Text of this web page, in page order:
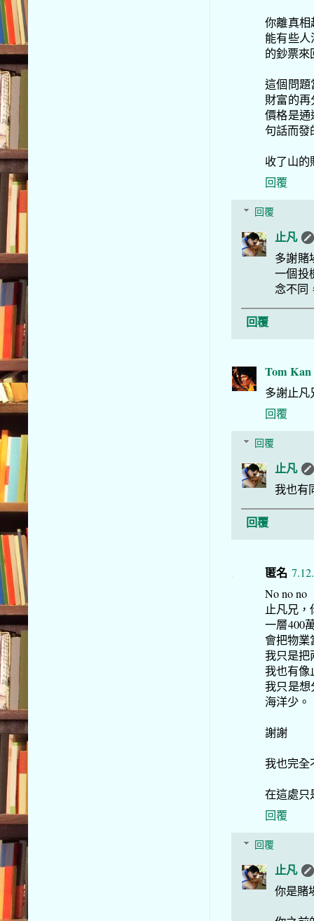
你離真
能有些
的鈔票來
這個問
財富的
價格是
句話而發
收了山的
回覆
回覆
止凡
多謝賭
一個投
念不同
回覆
Tom
多謝止凡
回覆
回覆
止凡
我也有
回覆
匿名
No no no
止凡兄，
一層400
會把物業
我只是把
我也有像
我只是
海洋少。
謝謝
我也完全
在這處只
回覆
回覆
止凡
你是賭